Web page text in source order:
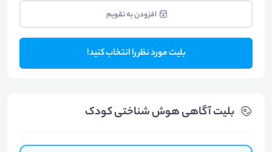
افزودن به تقویم
بلیت مورد نظر را انتخاب کنید!
بلیت‌ آگاهی هوش شناختی کودک